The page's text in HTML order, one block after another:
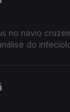
no navio
Jaime Nina,